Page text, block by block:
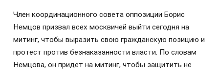
Член координационного совета оппозиции Борис
Немцов призвал всех москвичей выйти сегодня на
митинг, чтобы выразить свою гражданскую позицию и
протест против безнаказанности власти. По словам
Немцова, он придет на митинг, чтобы защитить не